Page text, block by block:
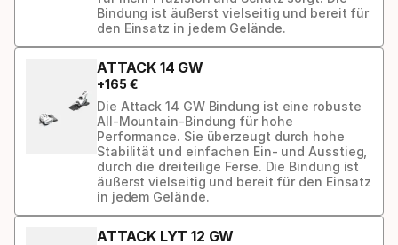
Bindung ist äußerst vielseitig und bereit für
den Einsatz in jedem Gelände.
ATTACK 14 GW
+165 €
Die Attack 14 GW Bindung ist eine robuste
All-Mountain-Bindung für hohe
Performance. Sie überzeugt durch hohe
Stabilität und einfachen Ein- und Ausstieg,
durch die dreiteilige Ferse. Die Bindung ist
äußerst vielseitig und bereit für den Einsatz
in jedem Gelände.
ATTACK LYT 12 GW